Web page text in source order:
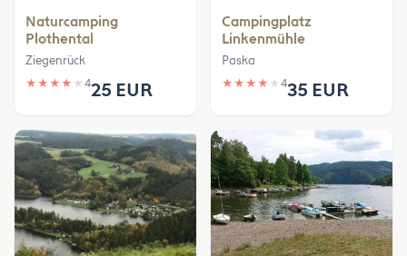
Naturcamping
Plothental
Ziegenrück
★ ★ ★ ★ ★ 425 EUR
Campingplatz
Linkenmühle
Paska
★ ★ ★ ★ ★ 435 EUR